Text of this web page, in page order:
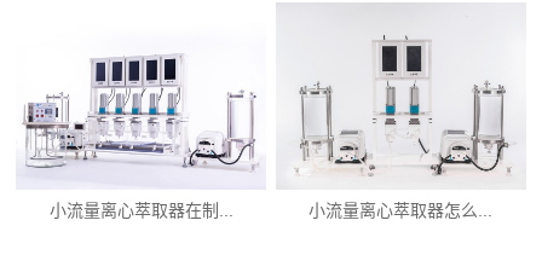
小流量离心萃取器在制... 小流量离心萃取器怎么...